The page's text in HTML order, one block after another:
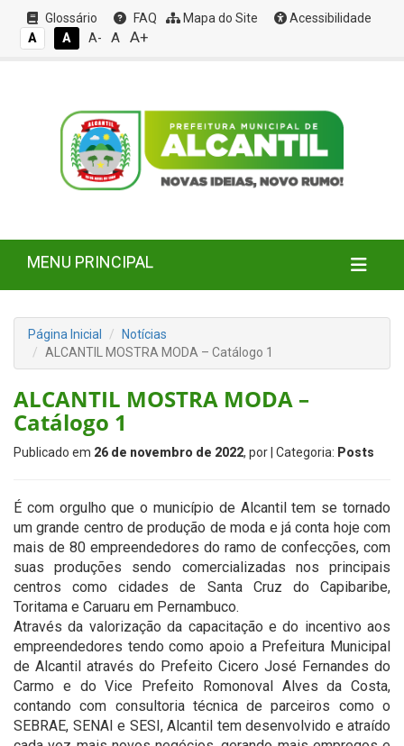
Glossário FAQ Mapa do Site
Acessibilidade
A
A A- A A+
MENU PRINCIPAL
Página Inicial
Notícias
ALCANTIL MOSTRA MODA – Catálogo 1
ALCANTIL MOSTRA MODA –
Catálogo 1
Publicado em 26 de novembro de 2022, por | Categoria: Posts
É com orgulho que o município de Alcantil tem se tornado
um grande centro de produção de moda e já conta hoje com
mais de 80 empreendedores do ramo de confecções, com
suas produções sendo comercializadas nos principais
centros como cidades de Santa Cruz do Capibaribe,
Toritama e Caruaru em Pernambuco.
Através da valorização da capacitação e do incentivo aos
empreendedores tendo como apoio a Prefeitura Municipal
de Alcantil através do Prefeito Cicero José Fernandes do
Carmo e do Vice Prefeito Romonoval Alves da Costa,
contando com consultoria técnica de parceiros como o
SEBRAE, SENAI e SESI, Alcantil tem desenvolvido e atraído